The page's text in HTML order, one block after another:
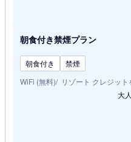
朝食付き禁煙プラン
朝食付き
禁煙
WiFi (無料)
リゾート クレジッ
大